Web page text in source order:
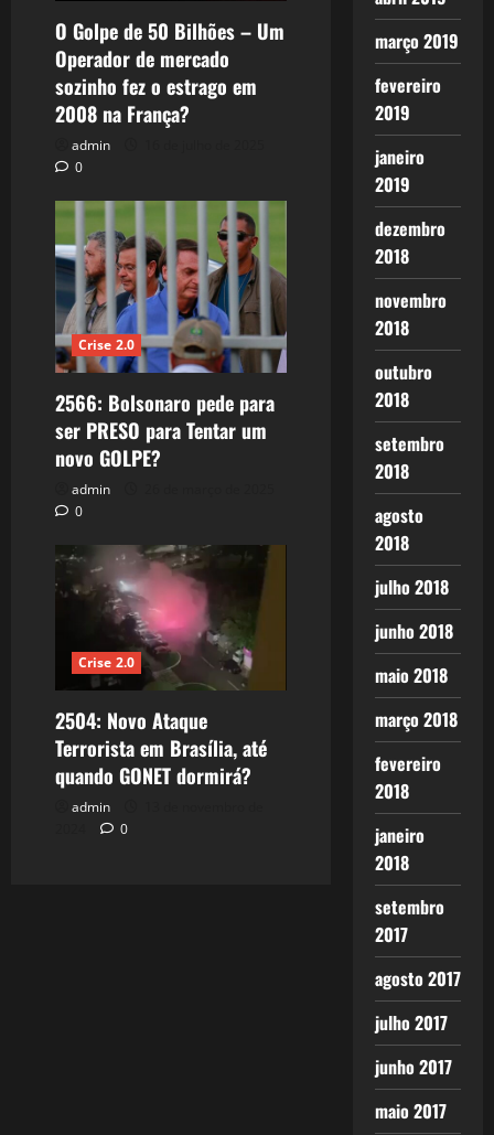
O Golpe de 50 Bilhões – Um
Operador de mercado
sozinho fez o estrago em
2008 na França?
admin
0
Crise 2.0
2566: Bolsonaro pede para
ser PRESO para Tentar um
novo GOLPE?
admin
0
Crise 2.0
2504: Novo Ataque
Terrorista em Brasília, até
quando GONET dormirá?
admin
0
março 2019
fevereiro
2019
janeiro
2019
dezembro
2018
novembro
2018
outubro
2018
setembro
2018
agosto
2018
julho 2018
junho 2018
maio 2018
março 2018
fevereiro
2018
janeiro
2018
setembro
2017
agosto 2017
julho 2017
junho 2017
maio 2017